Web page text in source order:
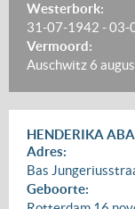
Westerbork:
31-07-1942 -03-
Vermoord:
Auschwitz 6
HENDERIKA
Adres:
Bas
Geboorte: